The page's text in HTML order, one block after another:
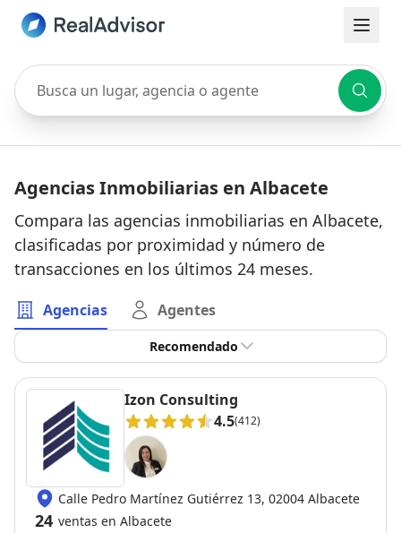
Busca un lugar, agencia o agente
Agencias Inmobiliarias en Albacete
Compara las agencias inmobiliarias en Albacete,
clasificadas por proximidad y número de
transacciones en los últimos 24 meses.
Agencias Agentes
Recomendado
Izon Consulting
4.5(412)
Calle Pedro Martínez Gutiérrez 13, 02004 Albacete
24 ventas en Albacete